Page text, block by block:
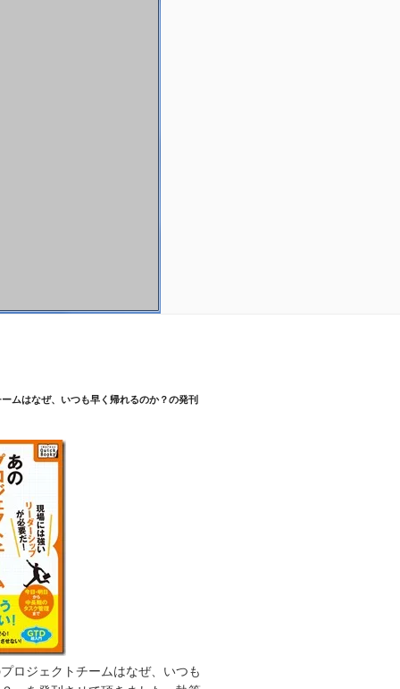
ムはなぜ、いつも早く帰れるのか？の発刊
ロジェクトチームはなぜ、いつも